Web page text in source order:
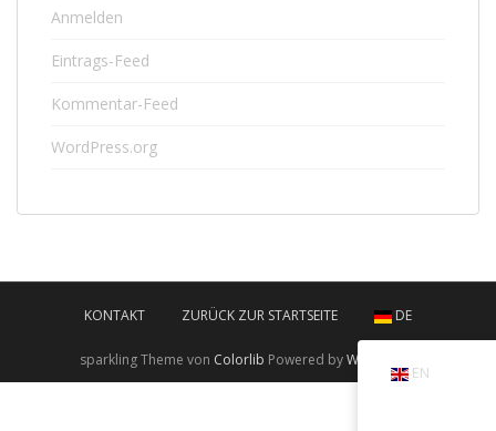
Anmelden
Eintrags-Feed
Kommentar-Feed
WordPress.org
KONTAKT ZURÜCK ZUR STARTSEITE DE
EN
sparkling Theme von Colorlib Powered byWordPress